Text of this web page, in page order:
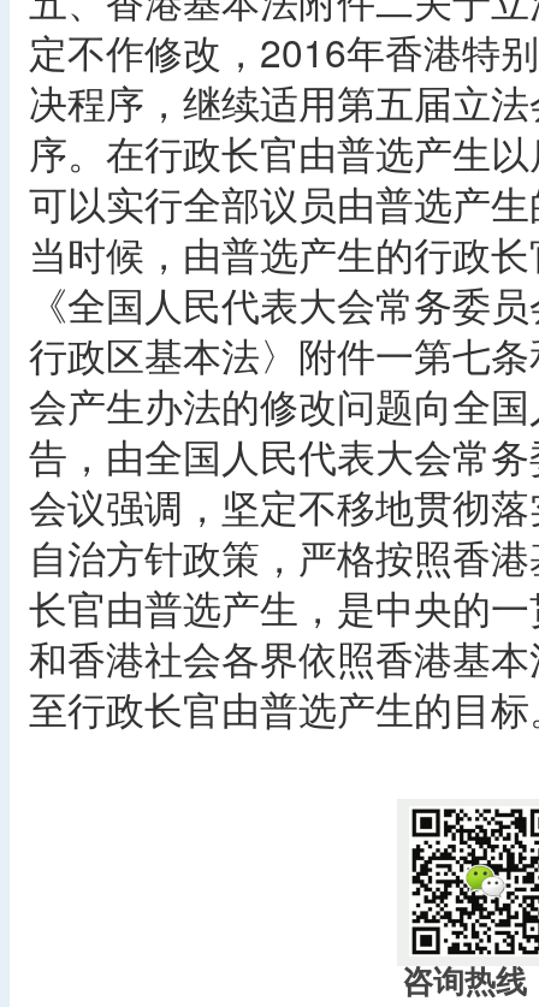
定不作修改，2016年香港特
决程序，继续适用第五届立
序。在行政长官由普选产生
可以实行全部议员由普选产
当时候，由普选产生的行政
《全国人民代表大会常务委
行政区基本法〉附件一第七
会产生办法的修改问题向全
告，由全国人民代表大会常
会议强调，坚定不移地贯彻落
自治方针政策，严格按照香
长官由普选产生，是中央的
和香港社会各界依照香港基
至行政长官由普选产生的目
咨询热线